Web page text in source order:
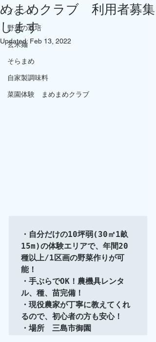
イベント
野菜の栽培
玄米麺
そらまめ
自家製調味料
菜園体験 まめまめクラブ
めまめクラブ 利用者募集
します
Updated: Feb 13, 2022
・自分だけの10坪弱(30㎡1畝
15m)の体験エリアで、年間20
種以上/1区画の野菜作りが可
能！
・手ぶらでOK！農機具レンタ
ル、種、苗完備！
・現役農家が丁寧に教えてくれ
るので、初心者の方も安心！
・場所　三島市御園